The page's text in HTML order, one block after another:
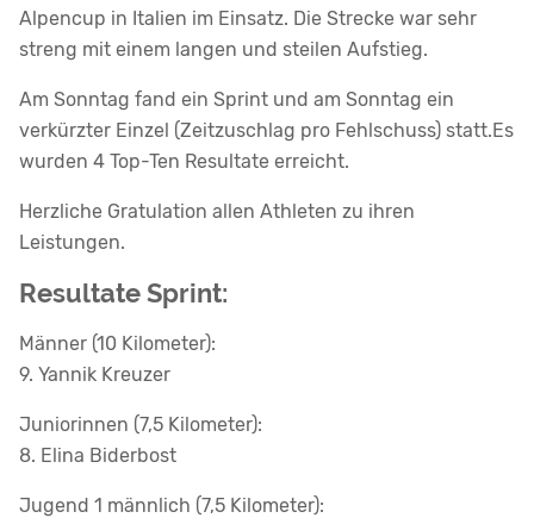
Alpencup in Italien im Einsatz. Die Strecke war sehr
streng mit einem langen und steilen Aufstieg.
Am Sonntag fand ein Sprint und am Sonntag ein
verkürzter Einzel (Zeitzuschlag pro Fehlschuss) statt.Es
wurden 4 Top-Ten Resultate erreicht.
Herzliche Gratulation allen Athleten zu ihren
Leistungen.
Resultate Sprint:
Männer (10 Kilometer):
9. Yannik Kreuzer
Juniorinnen (7,5 Kilometer):
8. Elina Biderbost
Jugend 1 männlich (7,5 Kilometer):